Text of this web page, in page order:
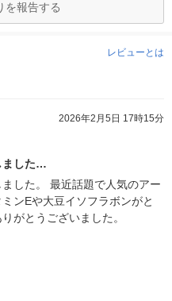
を報告する
レビューとは
2026年2月5日 17時15分
ました…
した。 最近話題で人気のアー
ンEや大豆イソフラボンがと
がとうございました。